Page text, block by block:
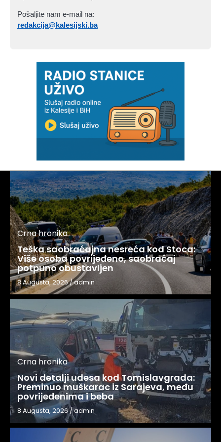
Pošaljite nam e-mail na:
redakcija@kalesijski.ba
Crna hronika
Teška saobraćajna nesreća kod Stoca:
Više osoba povrijeđeno, saobraćaj
potpuno obustavljen
8 Augusta, 2026/admin
Crna hronika
Novi detalji udesa kod Tomislavgrada:
Preminuo muškarac iz Sarajeva, među
povrijeđenima i beba
8 Augusta, 2026/admin